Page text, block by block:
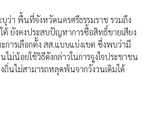
ว่า พื้นที่จังหวัดนครศรีธรรมราช รวมถึง
ต้ ยังคงประสบปัญหาการซื้อสิทธิ์ขายเสียง
การเลือกตั้ง สส.แบบแบ่งเขต ซึ่งพบว่ามี
ไม่น้อยใช้วิธีดังกล่าวในการจูงใจประชาชน
ถิ่นไม่สามารถหลุดพ้นจากวังวนเดิมได้